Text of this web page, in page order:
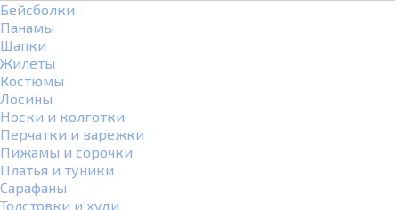
Бейсболки
Панамы
Шапки
Жилеты
Костюмы
Лосины
Носки и колготки
Перчатки и варежки
Пижамы и сорочки
Платья и туники
Сарафаны
Толстовки и худи